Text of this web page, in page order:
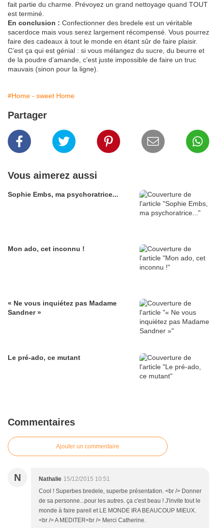
fait partie du charme. Prévoyez un grand nettoyage quand TOUT
est terminé.
En conclusion : Confectionner des bredele est un véritable
sacerdoce mais vous serez largement récompensé. Vous pourrez
faire des cadeaux à tout le monde en étant sûr de faire plaisir.
C’est ça qui est génial : si vous mélangez du sucre, du beurre et
de la poudre d’amande, c’est juste impossible de faire un truc
mauvais (sinon pour la ligne).
#Home - sweet Home
Partager
Vous aimerez aussi
Sophie Embs, ma psychoratrice...
Mon ado, cet inconnu !
« Ne vous inquiétez pas Madame
Sandner »
Le pré-ado, ce mutant
Commentaires
Ajouter un commentaire
N Nathalie 15/12/2015 10:51
Cool ! Superbes bredele, superbe présentation. <br /> Donner
de sa personne...pour les autres. ça c'est beau ! J'invite tout le
monde à faire pareil et LE MONDE IRA BEAUCOUP MIEUX.
<br /> A MEDITER<br /> Merci Catherine.